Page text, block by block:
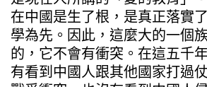
在中國是生了根，是真正落實
學為先。因此，這麼大的一個
的，它不會有衝突。在這五千
有看到中國人跟其他國家打過